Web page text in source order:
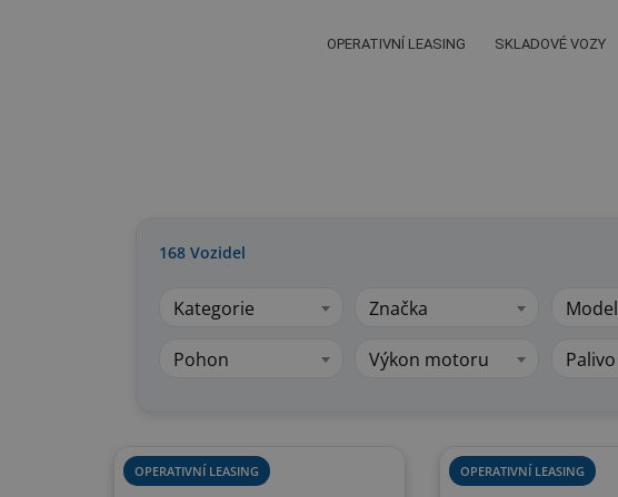
OPERATIVNÍ LEASING SKLADOVÉ VOZY
168 Vozidel
Kategorie Značka Model
Pohon Výkon motoru Palivo
OPERATIVNÍ LEASING OPERATIVNÍ LEASING